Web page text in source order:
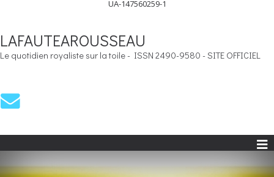
UA-147560259-1
LAFAUTEAROUSSEAU
Le quotidien royaliste sur la toile - ISSN 2490-9580 - SITE OFFICIEL